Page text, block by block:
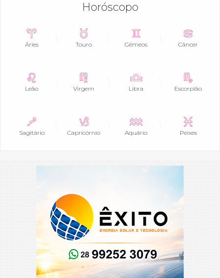
Horóscopo
Áries Touro Gêmeos Câncer
Leão Virgem Libra Escorpião
Sagitário Capricórnio Aquário Peixes